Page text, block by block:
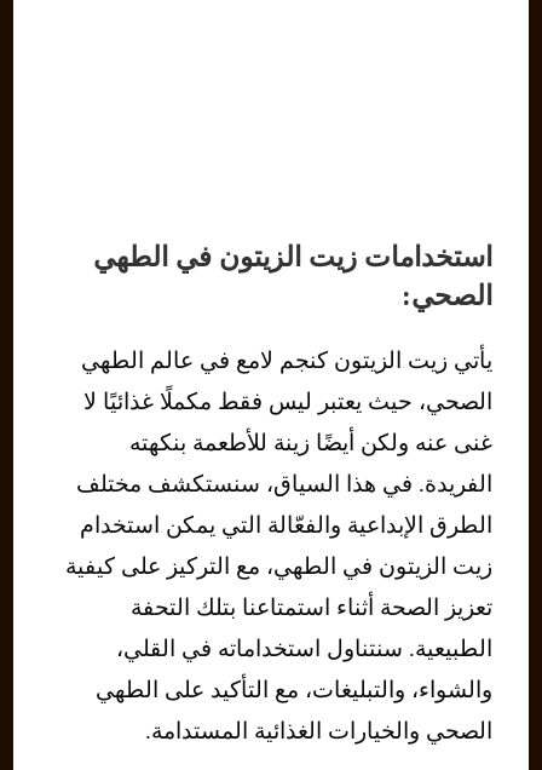
استخدامات زيت الزيتون في الطهي
الصحي:
يأتي زيت الزيتون كنجم لامع في عالم الطهي
الصحي، حيث يعتبر ليس فقط مكملًا غذائيًا لا
غنى عنه ولكن أيضًا زينة للأطعمة بنكهته
الفريدة. في هذا السياق، سنستكشف مختلف
الطرق الإبداعية والفعّالة التي يمكن استخدام
زيت الزيتون في الطهي، مع التركيز على كيفية
تعزيز الصحة أثناء استمتاعنا بتلك التحفة
الطبيعية. سنتناول استخداماته في القلي،
والشواء، والتبليغات، مع التأكيد على الطهي
الصحي والخيارات الغذائية المستدامة.